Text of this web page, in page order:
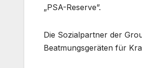
„PSA-Reserve”.
Die Sozialpartner der
Beatmungsgeräten für